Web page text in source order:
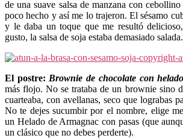
de una suave salsa de manzana con
poco hecho y así me lo trajeron. El sésamo
y le daba un toque que me resultó
gusto, la salsa de soja estaba demasiado salada.
El postre: Brownie de chocolate con
más flojo. No se trataba de un brownie sino
cuarteaba, con avellanas, seco que lograbas
No te dejes sucumbir por el nombre, elige
un Helado de Armagnac con pasas (que
un clásico que no debes perderte).